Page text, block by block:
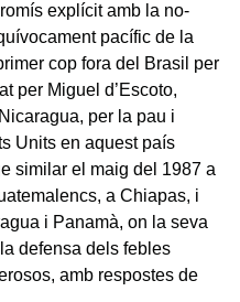
explícit amb la no-
pacífic de la
cop fora del Brasil per
per Miguel d’Escoto,
per la pau i
Units en aquest país
similar el maig del 1987 a
a Chiapas, i
i Panamà, on la seva
defensa dels febles
amb respostes de